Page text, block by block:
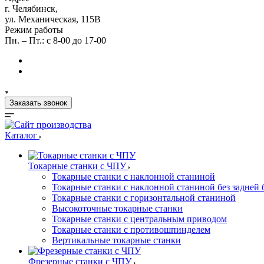
г. Челябинск,
ул. Механическая, 115В
Режим работы
Пн. – Пт.: с 8-00 до 17-00
Заказать звонок
Каталог
Токарные станки с ЧПУ
Токарные станки с наклонной станиной
Токарные станки с наклонной станиной без задней
Токарные станки с горизонтальной станиной
Высокоточные токарные станки
Токарные станки с центральным приводом
Токарные станки с противошпинделем
Вертикальные токарные станки
Фрезерные станки с ЧПУ